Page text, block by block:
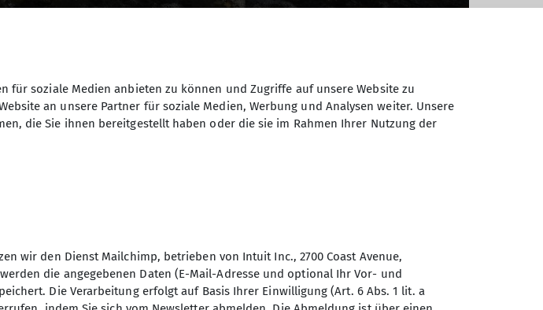
für soziale Medien anbieten zu können und Zugriffe auf unsere Website zu
an unsere Partner für soziale Medien, Werbung und Analysen weiter. Unsere
die Sie ihnen bereitgestellt haben oder die sie im Rahmen Ihrer Nutzung der
wir den Dienst Mailchimp, betrieben von Intuit Inc., 2700 Coast Avenue,
die angegebenen Daten (E-Mail-Adresse und optional Ihr Vor- und
Die Verarbeitung erfolgt auf Basis Ihrer Einwilligung (Art. 6 Abs. 1 lit. a